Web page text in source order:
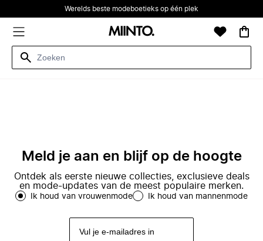
Werelds beste modeboetieks op één plek
Meld je aan en blijf op de hoogte
Ontdek als eerste nieuwe collecties, exclusieve deals
en mode-updates van de meest populaire merken.
Ik houd van vrouwenmode Ik houd van mannenmode